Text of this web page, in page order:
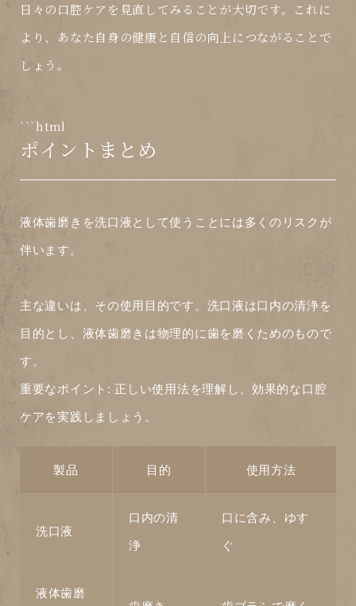
日々の口腔ケアを見直してみることが大切です。これに
より、あなた自身の健康と自信の向上につながることで
しょう。
```html
ポイントまとめ
液体歯磨き を洗口液として使うことには多くのリスクが
伴います。
主な違いは、その使用目的です。 洗口液は口内の清浄を
目的とし、 液体歯磨き は物理的に歯を磨くためのもので
す。
重要なポイント: 正しい使用法を理解し、効果的な口腔
ケアを実践しましょう。
製品 目的 使用方法
洗口液
口内の清
浄
口に含み、ゆす
ぐ
液体歯磨